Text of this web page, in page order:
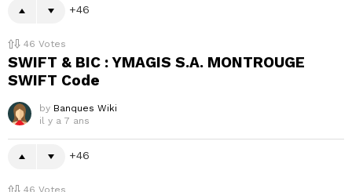
46
46 Votes
SWIFT & BIC : YMAGIS S.A. MONTROUGE
SWIFT Code
by Banques Wiki
il y a 7 ans
46
46 Votes